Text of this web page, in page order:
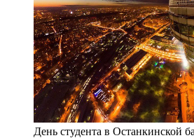
День студента в Останкинской